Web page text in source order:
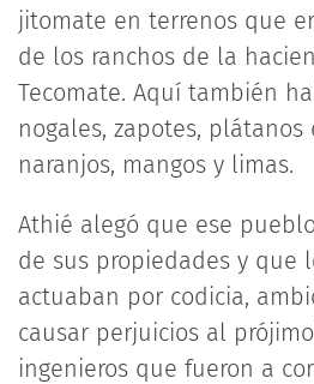
jitomate en terrenos que
de los ranchos de la
Tecomate. Aquí también
nogales, zapotes, plátanos
naranjos, mangos y limas.
Athié alegó que ese
de sus propiedades y que
actuaban por codicia,
causar perjuicios al
ingenieros que fueron a